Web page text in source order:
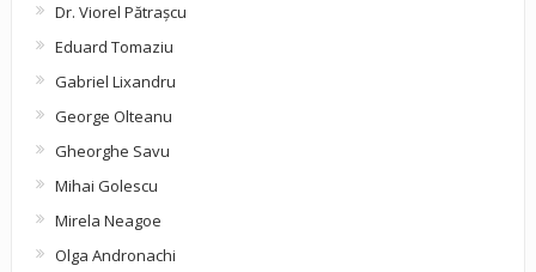
Dr. Viorel Pătraşcu
Eduard Tomaziu
Gabriel Lixandru
George Olteanu
Gheorghe Savu
Mihai Golescu
Mirela Neagoe
Olga Andronachi